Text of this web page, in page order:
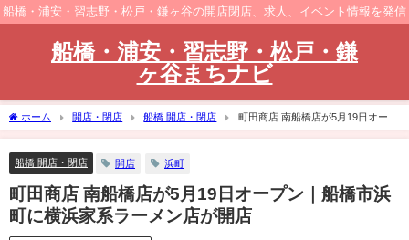
船橋・浦安・習志野・松戸・鎌ヶ谷の開店閉店、求人、イベント情報を発信
船橋・浦安・習志野・松戸・鎌
ヶ谷まちナビ
ホーム 開店・閉店 船橋 開店・閉店
町田商店 南船橋店が5月19日オープ
ン｜船橋市浜町に横浜家系ラーメン店が開店
船橋 開店・閉店 開店 浜町
町田商店 南船橋店が5月19日オープン｜船橋市浜
町に横浜家系ラーメン店が開店